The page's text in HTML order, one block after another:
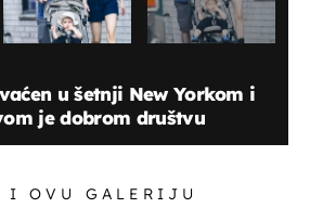
u šetnji New Yorkom i
je dobrom društvu
I OVU GALERIJU